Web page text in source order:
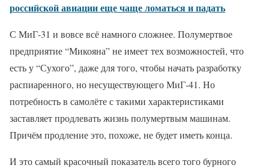
российской авиации еще чаще ломаться и падать
С МиГ-31 и вовсе всё намного сложнее. Полумертвое
предприятие “Микояна” не имеет тех возможностей, что
есть у “Сухого”, даже для того, чтобы начать разработку
распиаренного, но несуществующего МиГ-41. Но
потребность в самолёте с такими характеристиками
заставляет продлевать жизнь полумертвым машинам.
Причём продление это, похоже, не будет иметь конца.
И это самый красочный показатель всего того бурного